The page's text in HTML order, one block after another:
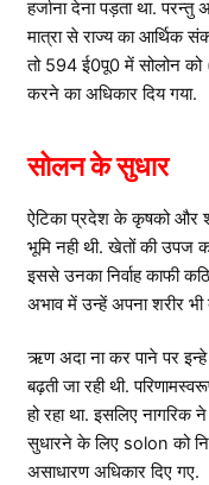
हर्जाना देना पड़ता था.
मात्रा से राज्य का आर्थिक
तो 594 ई0पू0 में सोलोन
करने का अधिकार दिय गया.
सोलन के सुधार
ऐटिका प्रदेश के कृषको और
भूमि नही थी. खेतों की उपज
इससे उनका निर्वाह काफी
अभाव में उन्हें अपना शरीर
ऋण अदा ना कर पाने पर
बढ़ती जा रही थी.
हो रहा था. इसलिए नागरिक
सुधारने के लिए solon को
असाधारण अधिकार दिए गए.